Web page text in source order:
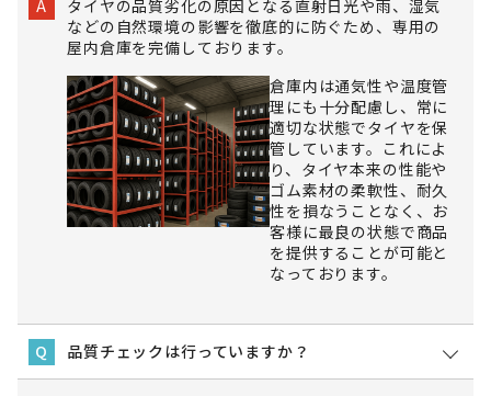
A
タイヤの品質劣化の原因となる直射日光や雨、湿気
などの自然環境の影響を徹底的に防ぐため、専用の
屋内倉庫を完備しております。
倉庫内は通気性や温度管
理にも十分配慮し、常に
適切な状態でタイヤを保
管しています。これによ
り、タイヤ本来の性能や
ゴム素材の柔軟性、耐久
性を損なうことなく、お
客様に最良の状態で商品
を提供することが可能と
なっております。
Q 品質チェックは行っていますか？